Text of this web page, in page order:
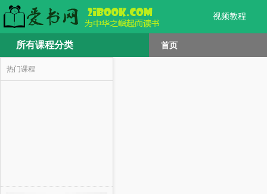
视频教程
所有课程分类 首页
热门课程